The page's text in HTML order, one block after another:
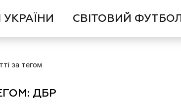
СВІТОВИЙ ФУТБОЛ
за тегом
ДБР